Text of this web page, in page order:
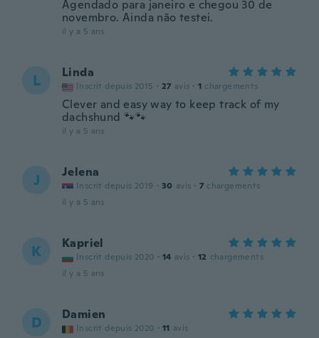
Agendado para janeiro e chegou 30 de
novembro. Ainda não testei.
il y a 5 ans
L Linda
Inscrit depuis 2015 · 27 avis · 1 chargements
Clever and easy way to keep track of my
dachshund 🐾🐾
il y a 5 ans
J Jelena
Inscrit depuis 2019 · 30 avis · 7 chargements
il y a 5 ans
K Kapriel
Inscrit depuis 2020 · 14 avis · 12 chargements
il y a 5 ans
D Damien
Inscrit depuis 2020 · 11 avis